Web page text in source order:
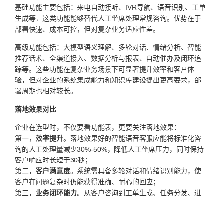
基础功能主要包括：来电自动接听、IVR导航、语音识别、工单
生成等，这类功能能够替代人工坐席处理常规咨询。优势在于
部署快速、成本可控，但对复杂业务适应性差。
高级功能包括：大模型语义理解、多轮对话、情绪分析、智能
推荐话术、全渠道接入、数据分析与报表、自动催办及闭环追
踪等。这些功能在复杂业务场景下可显著提升效率和客户体
验，但对企业的系统集成能力和知识库建设提出更高要求，部
署周期也相对较长。
落地效果对比
企业在选型时，不仅要看功能表，更要关注落地效果：
第一， 效率提升。落地效果好的智能语音客服应能将标准化咨
询的人工处理量减少30%-50%，降低人工坐席压力，同时保持
客户响应时长短于30秒；
第二， 客户满意度。系统需具备多轮对话和情绪识别能力，使
客户在问题复杂时仍能获得准确、耐心的回应；
第三， 业务闭环能力。从客户咨询到工单生成、任务分发、进